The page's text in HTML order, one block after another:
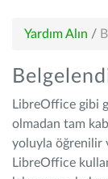
Yardım Alın /
LibreOffice gibi
olmadan tam
yoluyla öğrenilir
LibreOffice